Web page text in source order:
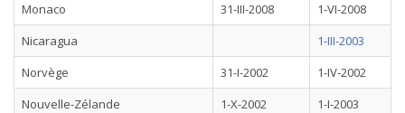
Monaco
31-III-2008
1-VI-2008
Nicaragua
1-III-2003
Norvège
31-I-2002
1-IV-2002
Nouvelle-Zélande
1-X-2002
1-I-2003